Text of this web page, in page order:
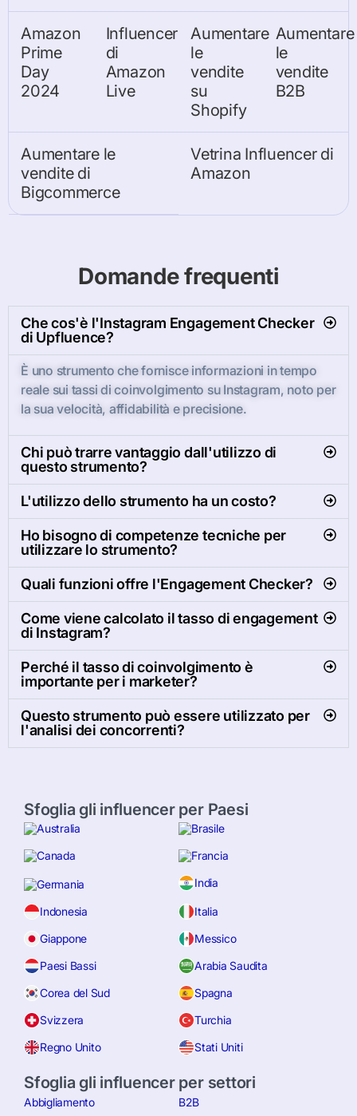
Amazon
Prime
Day
2024
Influencer
di
Amazon
Live
Aumentare
le
vendite
su
Shopify
Aumentare
le
vendite
B2B
Aumentare le
vendite di
Bigcommerce
Vetrina Influencer di
Amazon
Domande frequenti
Che cos'è l'Instagram Engagement Checker
di Upfluence?
È uno strumento che fornisce informazioni in tempo
reale sui tassi di coinvolgimento su Instagram, noto per
la sua velocità, affidabilità e precisione.
Chi può trarre vantaggio dall'utilizzo di
questo strumento?
L'utilizzo dello strumento ha un costo?
Ho bisogno di competenze tecniche per
utilizzare lo strumento?
Quali funzioni offre l'Engagement Checker?
Come viene calcolato il tasso di engagement
di Instagram?
Perché il tasso di coinvolgimento è
importante per i marketer?
Questo strumento può essere utilizzato per
l'analisi dei concorrenti?
Sfoglia gli influencer per Paesi
Australia
Brasile
Canada
Francia
Germania India
Indonesia
Italia
Giappone
Messico
Paesi Bassi
Arabia Saudita
Corea del Sud
Spagna
Svizzera
Turchia
Regno Unito
Stati Uniti
Sfoglia gli influencer per settori
Abbigliamento B2B